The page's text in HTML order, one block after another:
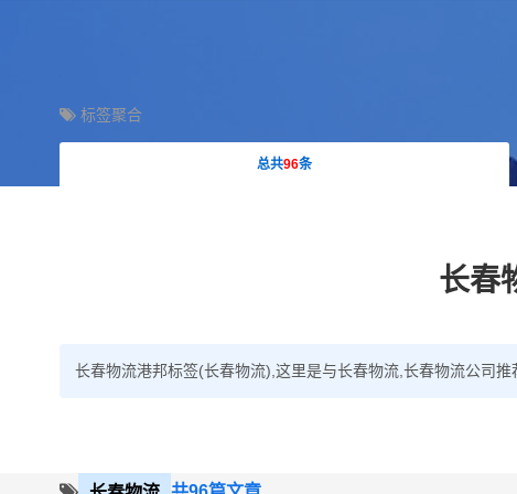
标签聚合
总共96条
长春
长春物流港邦标签(长春物流),这里是与长春物流,长春物流公司